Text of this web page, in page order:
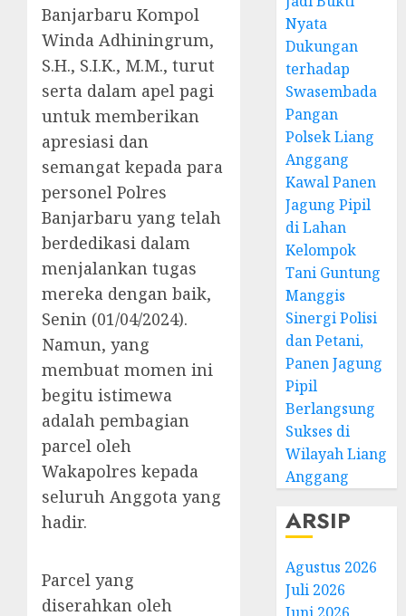
Banjarbaru Kompol
Winda Adhiningrum,
S.H., S.I.K., M.M., turut
serta dalam apel pagi
untuk memberikan
apresiasi dan
semangat kepada para
personel Polres
Banjarbaru yang telah
berdedikasi dalam
menjalankan tugas
mereka dengan baik,
Senin (01/04/2024).
Namun, yang
membuat momen ini
begitu istimewa
adalah pembagian
parcel oleh
Wakapolres kepada
seluruh Anggota yang
hadir.
Parcel yang
diserahkan oleh
Nyata
Dukungan
terhadap
Swasembada
Pangan
Polsek Liang
Anggang
Kawal Panen
Jagung Pipil
di Lahan
Kelompok
Tani Guntung
Manggis
Sinergi Polisi
dan Petani,
Panen Jagung
Pipil
Berlangsung
Sukses di
Wilayah Liang
Anggang
ARSIP
Agustus 2026
Juli 2026